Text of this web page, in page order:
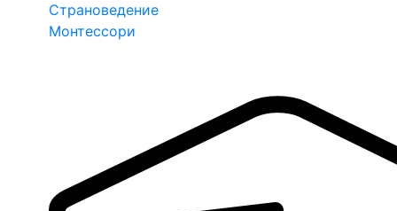
Страноведение
Монтессори